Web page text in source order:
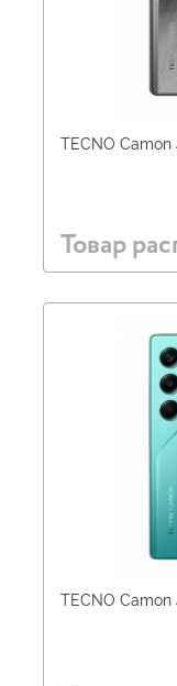
TECNO
Товар
TECNO